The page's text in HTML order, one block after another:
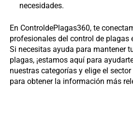
necesidades.
En ControldePlagas360, te
profesionales del control de plagas
Si necesitas ayuda para mantener
plagas, ¡estamos aquí para
nuestras categorías y elige el
para obtener la información más